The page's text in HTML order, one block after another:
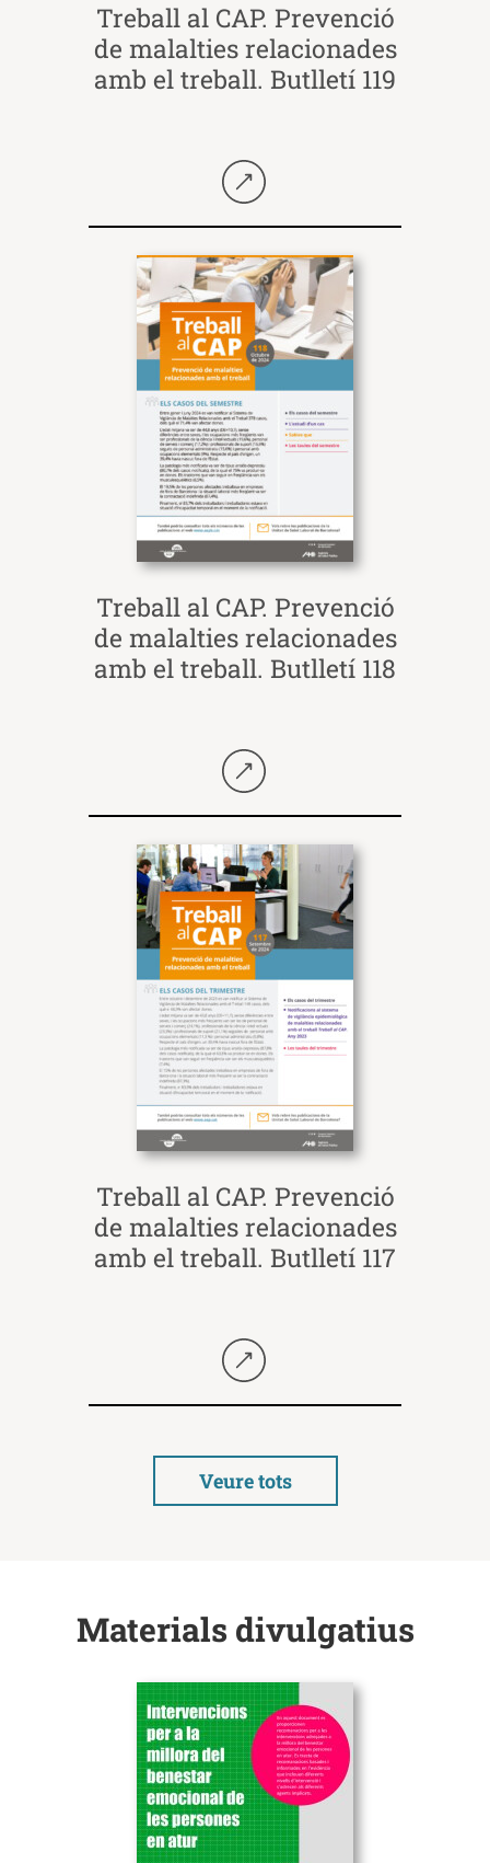
Treball al CAP. Prevenció
de malalties relacionades
amb el treball. Butlletí 119
Treball al CAP. Prevenció
de malalties relacionades
amb el treball. Butlletí 118
Treball al CAP. Prevenció
de malalties relacionades
amb el treball. Butlletí 117
Veure tots
Materials divulgatius